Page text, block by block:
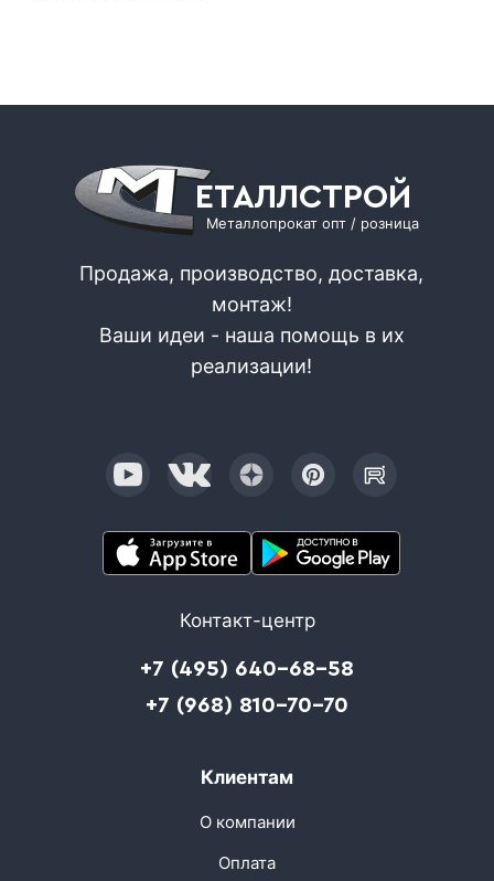
ЕТАЛЛСТРОЙ
Металлопрокат опт / розница
Продажа, производство, доставка,
монтаж!
Ваши идеи - наша помощь в их
реализации!
Контакт-центр
+7 (495) 640-68-58
+7 (968) 810-70-70
Клиентам
О компании
Оплата